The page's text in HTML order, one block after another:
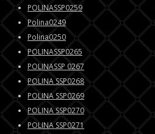
POLINASSP0259
Polina0249
Polina0250
POLINASSP0265
POLINASSP 0267
POLINA SSP0268
POLINA SSP0269
POLINA SSP0270
POLINA SSP0271